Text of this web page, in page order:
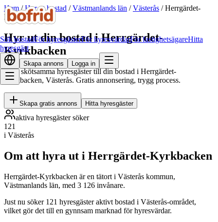
Sök bostadFör hyresgästerFör hyresvärdarFör fastighetsägareHitta
hyresgäst
Skapa annons Logga in
Hem/Hyr ut bostad /Västmanlands län /Västerås /Herrgärdet-
Kyrkbacken
Hyr ut din bostad i Herrgärdet-
Kyrkbacken
Hitta skötsamma hyresgäster till din bostad i Herrgärdet-
Kyrkbacken, Västerås. Gratis annonsering, trygg process.
Skapa gratis annons Hitta hyresgäster
aktiva hyresgäster söker
121
i Västerås
Om att hyra ut i Herrgärdet-Kyrkbacken
Herrgärdet-Kyrkbacken är en tätort i Västerås kommun,
Västmanlands län, med 3 126 invånare.
Just nu söker 121 hyresgäster aktivt bostad i Västerås-området,
vilket gör det till en gynnsam marknad för hyresvärdar.